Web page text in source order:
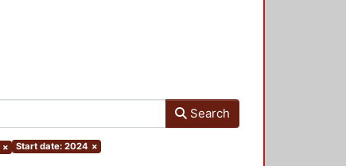
Search
× Start date: 2024 ×